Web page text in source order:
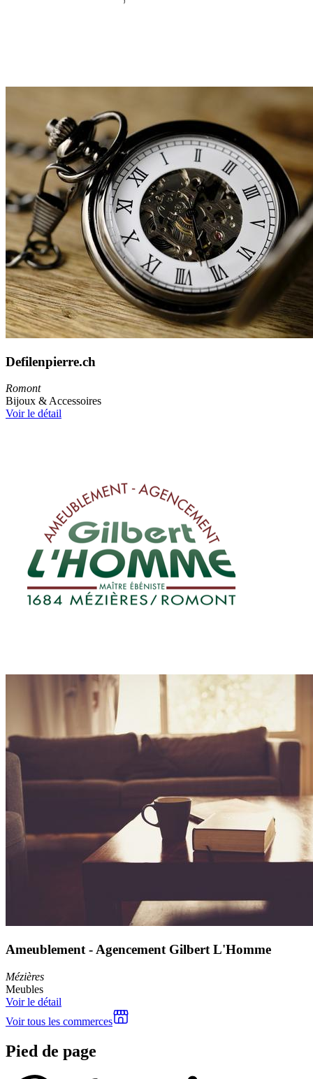
Defilenpierre.ch
Romont
Bijoux & Accessoires
Voir le détail
Ameublement - Agencement Gilbert L'Homme
Mézières
Meubles
Voir le détail
Voir tous les commerces
Pied de page